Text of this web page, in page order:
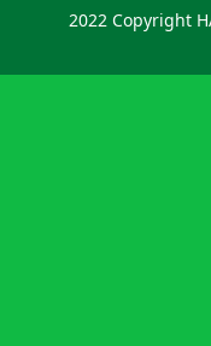
2022 Copyright